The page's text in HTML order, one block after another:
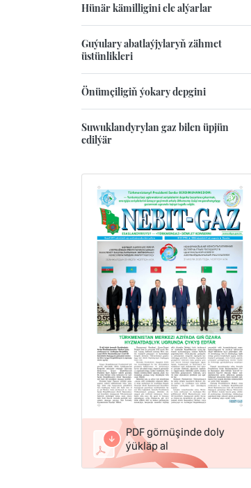
Hünär kämilligini ele alýarlar
Guýulary abatlaýjylaryň zähmet
üstünlikleri
Önümçiligiň ýokary depgini
Suwuklandyrylan gaz bilen üpjün
edilýär
PDF görnüşinde doly
ýükläp al